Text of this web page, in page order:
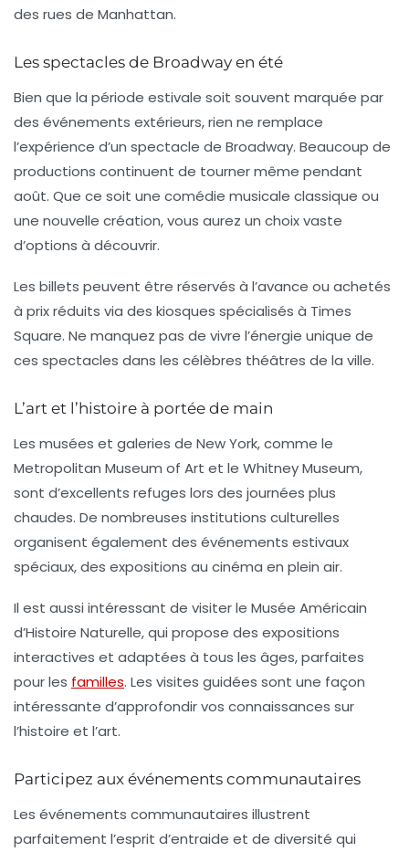
des rues de Manhattan.
Les spectacles de Broadway en été
Bien que la période estivale soit souvent marquée par
des événements extérieurs, rien ne remplace
l’expérience d’un spectacle de Broadway. Beaucoup de
productions continuent de tourner même pendant
août. Que ce soit une comédie musicale classique ou
une nouvelle création, vous aurez un choix vaste
d’options à découvrir.
Les billets peuvent être réservés à l’avance ou achetés
à prix réduits via des kiosques spécialisés à Times
Square. Ne manquez pas de vivre l’énergie unique de
ces spectacles dans les célèbres théâtres de la ville.
L’art et l’histoire à portée de main
Les musées et galeries de New York, comme le
Metropolitan Museum of Art et le Whitney Museum,
sont d’excellents refuges lors des journées plus
chaudes. De nombreuses institutions culturelles
organisent également des événements estivaux
spéciaux, des expositions au cinéma en plein air.
Il est aussi intéressant de visiter le Musée Américain
d’Histoire Naturelle, qui propose des expositions
interactives et adaptées à tous les âges, parfaites
pour les familles. Les visites guidées sont une façon
intéressante d’approfondir vos connaissances sur
l’histoire et l’art.
Participez aux événements communautaires
Les événements communautaires illustrent
parfaitement l’esprit d’entraide et de diversité qui